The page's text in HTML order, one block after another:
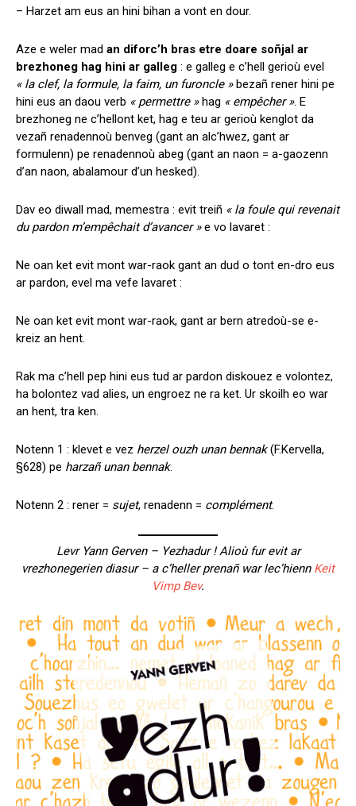
– Harzet am eus an hini bihan a vont en dour.
Aze e weler mad an diforc’h bras etre doare soñjal ar
brezhoneg hag hini ar galleg : e galleg e c’hell gerioù evel
« la clef, la formule, la faim, un furoncle »bezañ rener hini pe
hini eus an daou verb « permettre »hag « empêcher ». E
brezhoneg ne c’hellont ket, hag e teu ar gerioù kenglot da
vezañ renadennoù benveg (gant an alc’hwez, gant ar
formulenn) pe renadennoù abeg (gant an naon = a-gaozenn
d’an naon, abalamour d’un hesked).
Dav eo diwall mad, memestra : evit treiñ « la foule qui revenait
du pardon m’empêchait d’avancer »e vo lavaret :
Ne oan ket evit mont war-raok gant an dud o tont en-dro eus
ar pardon, evel ma vefe lavaret :
Ne oan ket evit mont war-raok, gant ar bern atredoù-se e-
kreiz an hent.
Rak ma c’hell pep hini eus tud ar pardon diskouez e volontez,
ha bolontez vad alies, un engroez ne ra ket. Ur skoilh eo war
an hent, tra ken.
Notenn 1 : klevet e vez herzel ouzh unan bennak(F.Kervella,
§628) pe harzañ unan bennak.
Notenn 2 : rener = sujet, renadenn = complément.
Levr Yann Gerven – Yezhadur ! Alioù fur evit ar
vrezhonegerien diasur – a c’heller prenañ war lec’hienn Keit
Vimp Bev.